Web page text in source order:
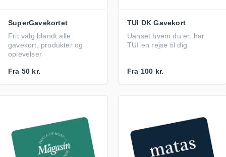
SuperGavekortet
Frit valg blandt alle
gavekort, produkter og
oplevelser
Fra 50 kr.
TUI DK Gavekort
Uanset hvem du er, har
TUI en rejse til dig
Fra 100 kr.